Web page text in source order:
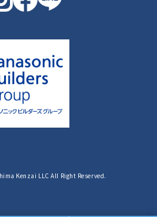
Kenzai LLC All Right Reserved.